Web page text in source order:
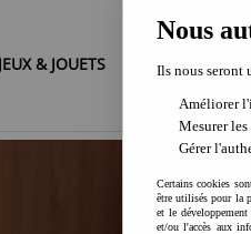
JEUX & JOUETS LOISIRS
en matière de veilleuse pour enfant
Nous
Ils nous seront
Améliorer
Mesurer
Gérer
Certains cookies
être utilisés pour la
et le
et/ou l'accès aux